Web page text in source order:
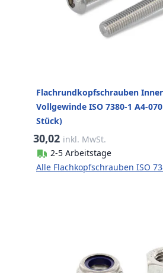
Flachrundkopfschrauben
Vollgewinde ISO 7380-1 A4-
Stück)
30,02 inkl. MwSt.
2-5 Arbeitstage
Alle Flachkopfschrauben ISO